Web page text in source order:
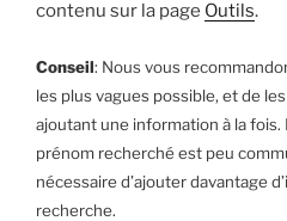
contenu sur la page Outils.
Conseil: Nous vous
les plus vagues possible, et de
ajoutant une information à la
prénom recherché est peu
nécessaire d’ajouter davantage
recherche.